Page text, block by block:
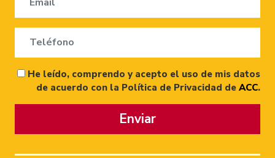
He leído, comprendo y acepto el uso de mis datos
de acuerdo con la Política de Privacidad de ACC.
Enviar